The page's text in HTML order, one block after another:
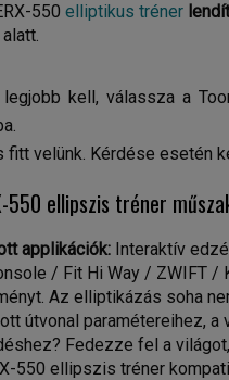
550 elliptikus tréner
legjobb kell, válassza a
fitt velünk. Kérdése esetén
550 ellipszis tréner
applikációk: Interaktív
/ Fit Hi Way / ZWIFT
Az elliptikázás soha
útvonal paramétereihez, a
Fedezze fel a
550 ellipszis tréner